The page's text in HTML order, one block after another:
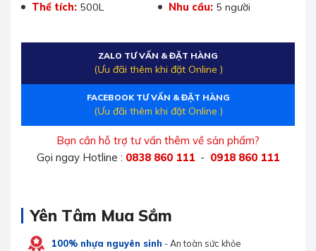
Thể tích: 500L Nhu cầu: 5 người
ZALO TƯ VẤN & ĐẶT HÀNG
(Ưu đãi thêm khi đặt Online )
FACEBOOK TƯ VẤN & ĐẶT HÀNG
(Ưu đãi thêm khi đặt Online )
Bạn cần hỗ trợ tư vấn thêm về sản phẩm?
Gọi ngay Hotline : 0838 860 111 - 0918 860 111
Yên Tâm Mua Sắm
100% nhựa nguyên sinh - An toàn sức khỏe